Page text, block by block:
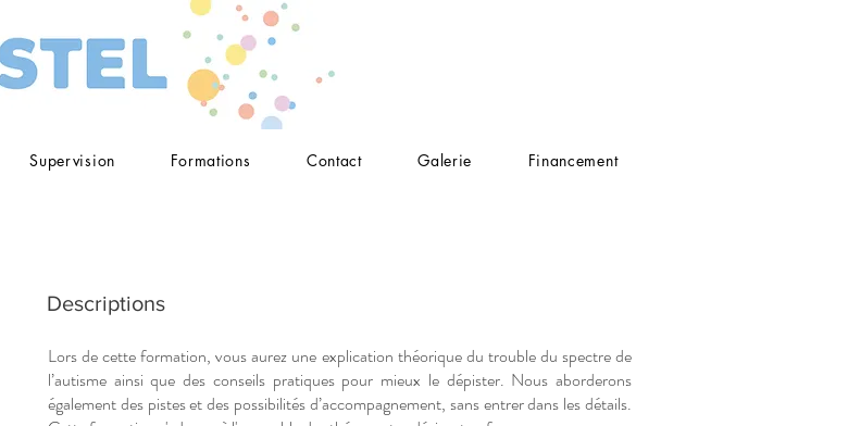
Supervision Formations Contact Galerie Financement
Descriptions
Lors de cette formation, vous aurez une explication théorique du trouble du spectre de
l’autisme ainsi que des conseils pratiques pour mieux le dépister. Nous aborderons
également des pistes et des possibilités d’accompagnement, sans entrer dans les détails.